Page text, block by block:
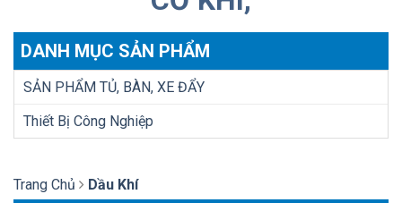
DANH MỤC SẢN PHẨM
SẢN PHẨM TỦ, BÀN, XE ĐẨY
Thiết Bị Công Nghiệp
Trang Chủ Dầu Khí